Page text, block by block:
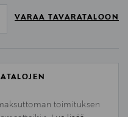
VARAA TAVARATALOON
toimituksen